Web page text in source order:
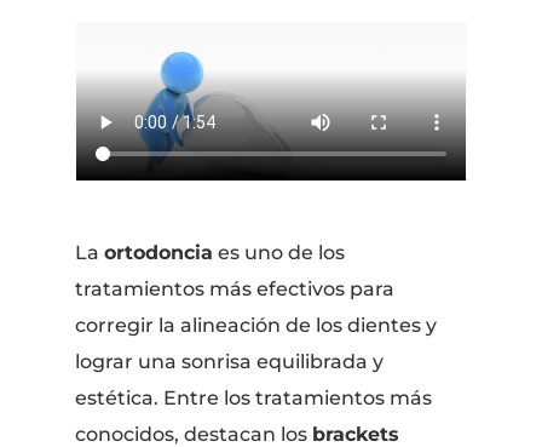
Laortodoncia es uno de los
tratamientos más efectivos para
corregir la alineación de los dientes y
lograr una sonrisa equilibrada y
estética. Entre los tratamientos más
conocidos, destacan los brackets